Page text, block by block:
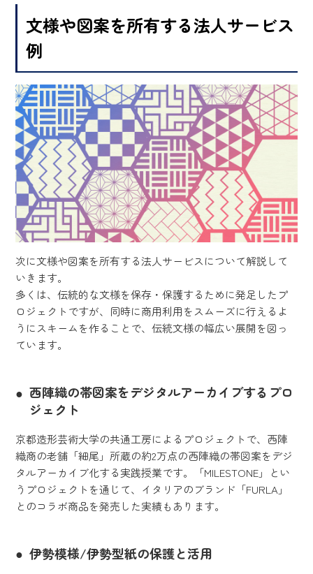
文様や図案を所有する法人サービス
例
次に文様や図案を所有する法人サービスについて解説して
いきます。
多くは、伝統的な文様を保存・保護するために発足したプ
ロジェクトですが、同時に商用利用をスムーズに行えるよ
うにスキームを作ることで、伝統文様の幅広い展開を図っ
ています。
西陣織の帯図案をデジタルアーカイブするプロ
ジェクト
京都造形芸術大学の共通工房によるプロジェクトで、西陣
織商の老舗「細尾」所蔵の約2万点の西陣織の帯図案をデジ
タルアーカイブ化する実践授業です。「MILESTONE」とい
うプロジェクトを通じて、イタリアのブランド「FURLA」
とのコラボ商品を発売した実績もあります。
伊勢模様/伊勢型紙の保護と活用